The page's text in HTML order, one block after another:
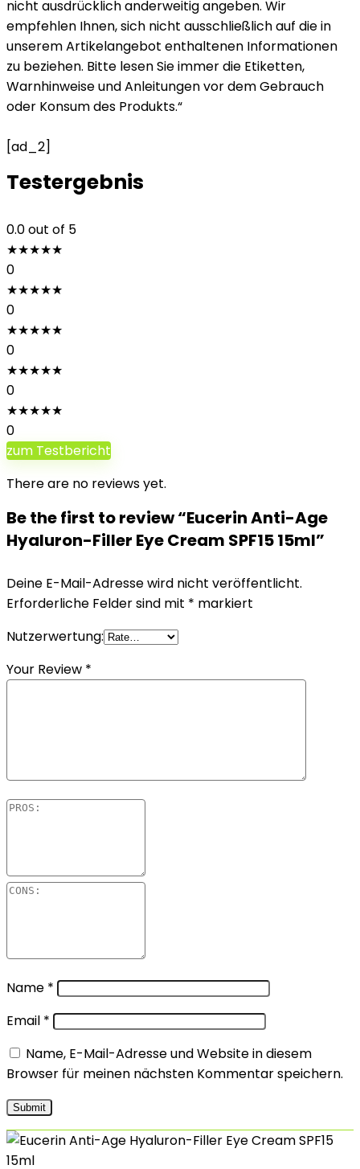
nicht ausdrücklich anderweitig angeben. Wir
empfehlen Ihnen, sich nicht ausschließlich auf die in
unserem Artikelangebot enthaltenen Informationen
zu beziehen. Bitte lesen Sie immer die Etiketten,
Warnhinweise und Anleitungen vor dem Gebrauch
oder Konsum des Produkts.“
[ad_2]
Testergebnis
0.0out of 5
★★★★★
0
★★★★★
0
★★★★★
0
★★★★★
0
★★★★★
0
zum Testbericht
There are no reviews yet.
Be the first to review “Eucerin Anti-Age
Hyaluron-Filler Eye Cream SPF15 15ml”
Deine E-Mail-Adresse wird nicht veröffentlicht.
Erforderliche Felder sind mit * markiert
Nutzerwertung:
Your Review *
Name *
Email *
Name, E-Mail-Adresse und Website in diesem
Browser für meinen nächsten Kommentar speichern.